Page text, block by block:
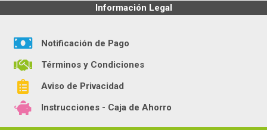
Información Legal
Notificación de Pago
Términos y Condiciones
Aviso de Privacidad
Instrucciones - Caja de Ahorro